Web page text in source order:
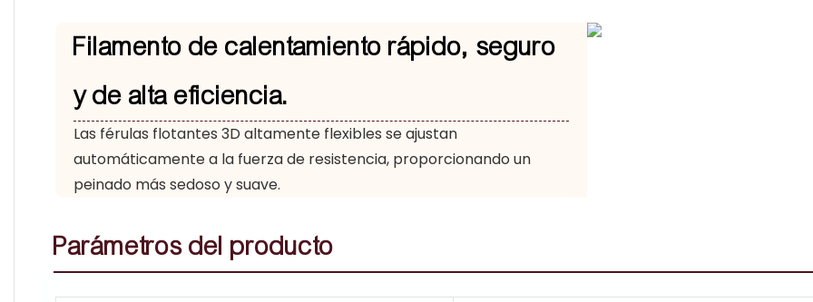
Filamento de calentamiento rápido, seguro
y de alta eficiencia.
Las férulas flotantes 3D altamente flexibles se ajustan
automáticamente a la fuerza de resistencia, proporcionando un
peinado más sedoso y suave.
Parámetros del producto